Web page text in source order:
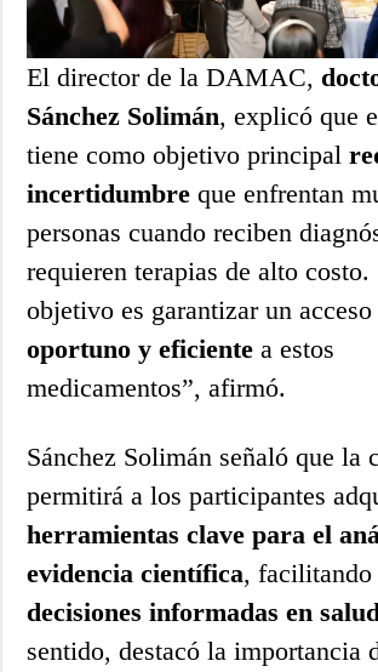
El director de la DAMAC,
Sánchez Solimán, explicó que
tiene como objetivo principal
incertidumbre que enfrentan
personas cuando reciben
requieren terapias de alto costo.
objetivo es garantizar un
oportuno y eficiente a estos
medicamentos”, afirmó.
Sánchez Solimán señaló que la
permitirá a los participantes
herramientas clave para el
evidencia científica,
decisiones informadas en salud
sentido, destacó la importancia